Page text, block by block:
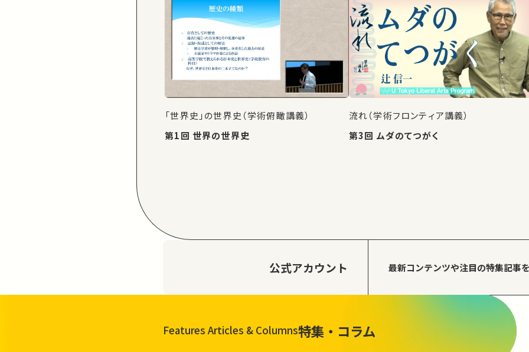
「世界史」の世界史（学術俯瞰講義）
第1回 世界の世界史
流れ（学術フロンティア講義）
第3回 ムダのてつがく
公式アカウント 最新コンテンツや注目の特集記事
Features Articles & Columns特集・コラム
一覧を見る